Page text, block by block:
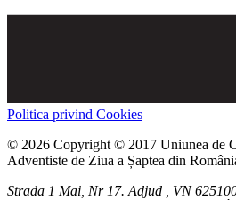
Politica privind Cookies
© 2026 Copyright © 2017 Uniunea de
Adventiste de Ziua a Șaptea din
Strada 1 Mai, Nr 17.Adjud , VN